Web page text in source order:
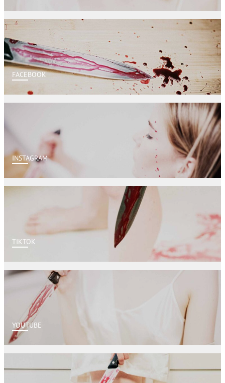
FACEBOOK
INSTAGRAM
TIKTOK
YOUTUBE